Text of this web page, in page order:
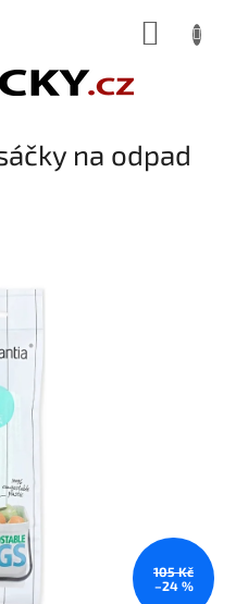
na odpad
105 Kč
–24 %